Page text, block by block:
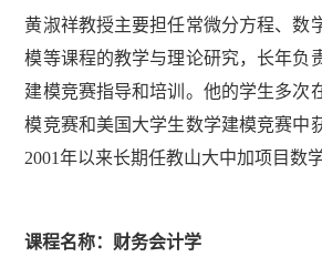
黄淑祥教授主要担任常微分方程、数
模等课程的教学与理论研究，长年负
建模竞赛指导和培训。他的学生多次
模竞赛和美国大学生数学建模竞赛中
2001年以来长期任教山大中加项目数
课程名称：财务会计学